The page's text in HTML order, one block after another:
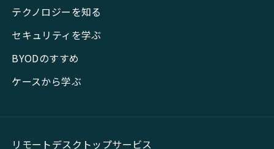
テクノロジーを知る
セキュリティを学ぶ
BYODのすすめ
ケースから学ぶ
リモートデスクトップサービス